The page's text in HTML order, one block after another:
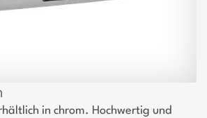
in chrom. Hochwertig und